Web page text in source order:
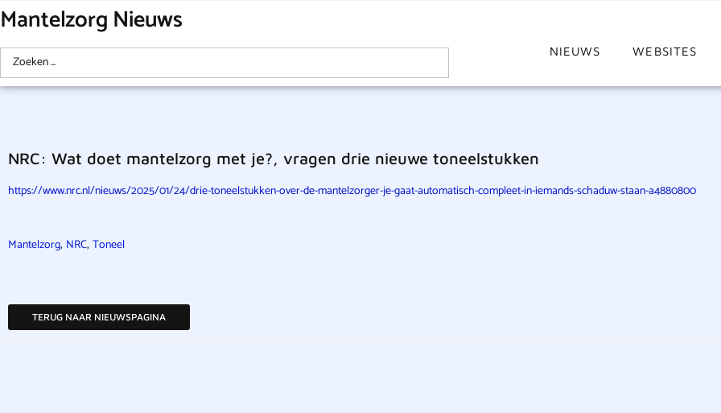
Mantelzorg Nieuws
NIEUWS WEBSITES
NRC: Wat doet mantelzorg met je?, vragen drie nieuwe toneelstukken
https://www.nrc.nl/nieuws/2025/01/24/drie-toneelstukken-over-de-mantelzorger-je-gaat-automatisch-compleet-in-iemands-schaduw-staan-a4880800
Mantelzorg, NRC, Toneel
TERUG NAAR NIEUWSPAGINA